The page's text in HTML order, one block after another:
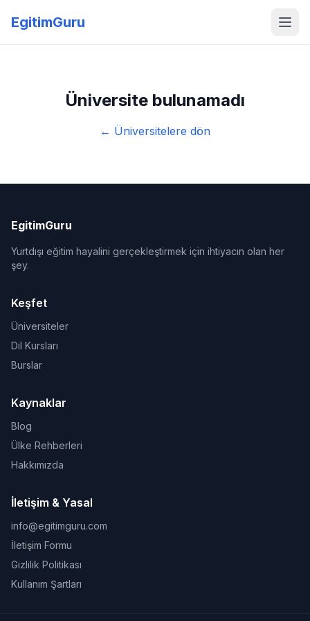
EgitimGuru
Üniversite bulunamadı
← Üniversitelere dön
EgitimGuru
Yurtdışı eğitim hayalini gerçekleştirmek için ihtiyacın olan her
şey.
Keşfet
Üniversiteler
Dil Kursları
Burslar
Kaynaklar
Blog
Ülke Rehberleri
Hakkımızda
İletişim & Yasal
info@egitimguru.com
İletişim Formu
Gizlilik Politikası
Kullanım Şartları